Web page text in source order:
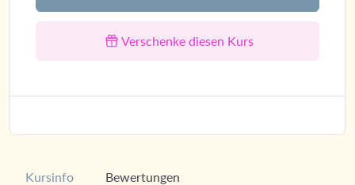
Verschenke diesen Kurs
Kursinfo Bewertungen